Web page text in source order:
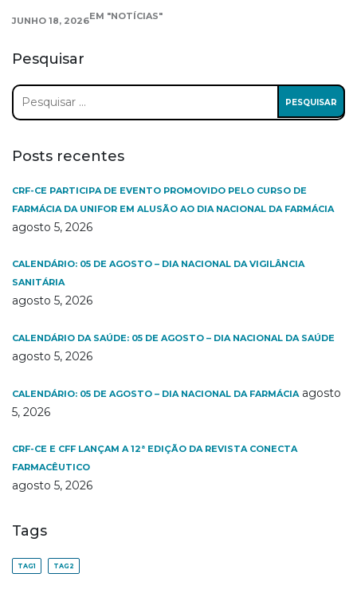
JUNHO 18, 2026EM "NOTÍCIAS"
Pesquisar
Pesquisar
por:
Posts recentes
CRF-CE PARTICIPA DE EVENTO PROMOVIDO PELO CURSO DE
FARMÁCIA DA UNIFOR EM ALUSÃO AO DIA NACIONAL DA FARMÁCIA
agosto 5, 2026
CALENDÁRIO: 05 DE AGOSTO – DIA NACIONAL DA VIGILÂNCIA
SANITÁRIA
agosto 5, 2026
CALENDÁRIO DA SAÚDE: 05 DE AGOSTO – DIA NACIONAL DA SAÚDE
agosto 5, 2026
CALENDÁRIO: 05 DE AGOSTO – DIA NACIONAL DA FARMÁCIA agosto
5, 2026
CRF-CE E CFF LANÇAM A 12ª EDIÇÃO DA REVISTA CONECTA
FARMACÊUTICO
agosto 5, 2026
Tags
TAG1 TAG2